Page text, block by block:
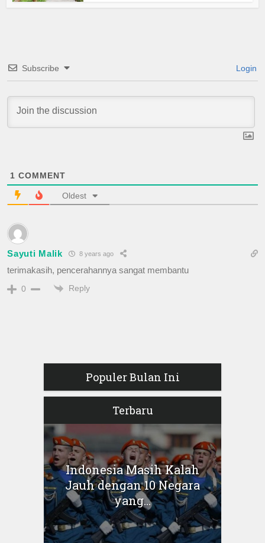
Subscribe Login
1 COMMENT
Oldest
Sayuti Malik 8 years ago
terimakasih, pencerahannya sangat membantu
0 Reply
Populer Bulan Ini
Terbaru
Indonesia Masih Kalah
Jauh dengan 10 Negara
yang...